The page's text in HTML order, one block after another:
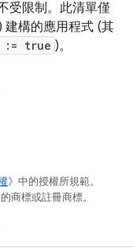
受限制。此清單僅
建構的應用程式 (其
:= true )。
》中的授權所規範。
商標或註冊商標。